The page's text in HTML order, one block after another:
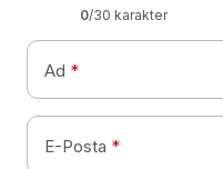
0/30 karakter
Ad *
E-Posta *